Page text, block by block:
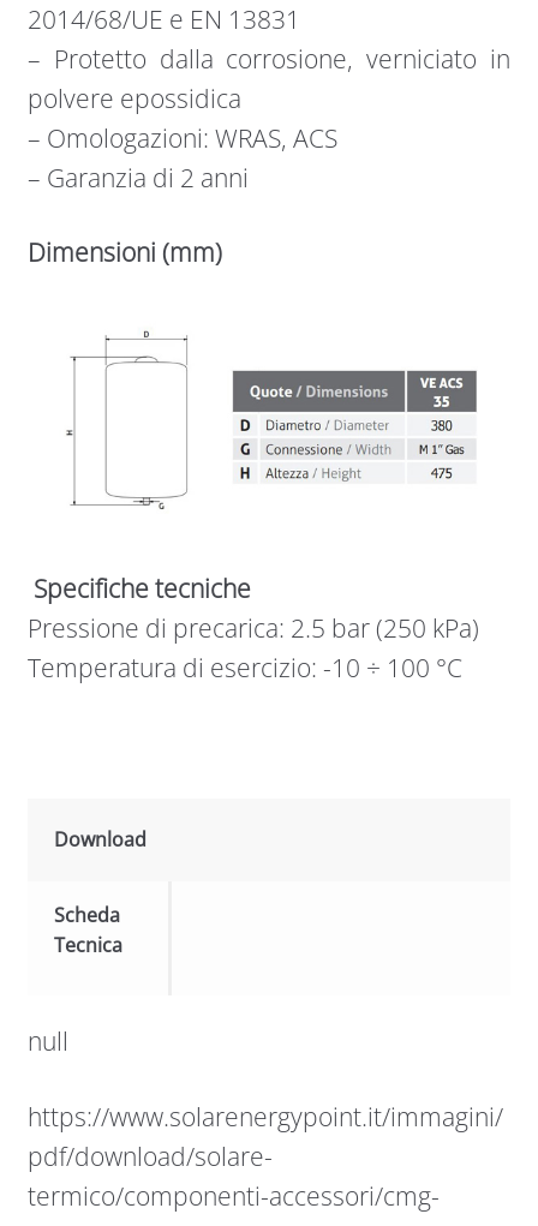
2014/68/UE e EN 13831
– Protetto dalla corrosione, verniciato in
polvere epossidica
– Omologazioni: WRAS, ACS
– Garanzia di 2 anni
Dimensioni (mm)
Specifiche tecniche
Pressione di precarica: 2.5 bar (250 kPa)
Temperatura di esercizio: -10 ÷ 100 °C
Download
Scheda
Tecnica
null
https://www.solarenergypoint.it/immagini/
pdf/download/solare-
termico/componenti-accessori/cmg-